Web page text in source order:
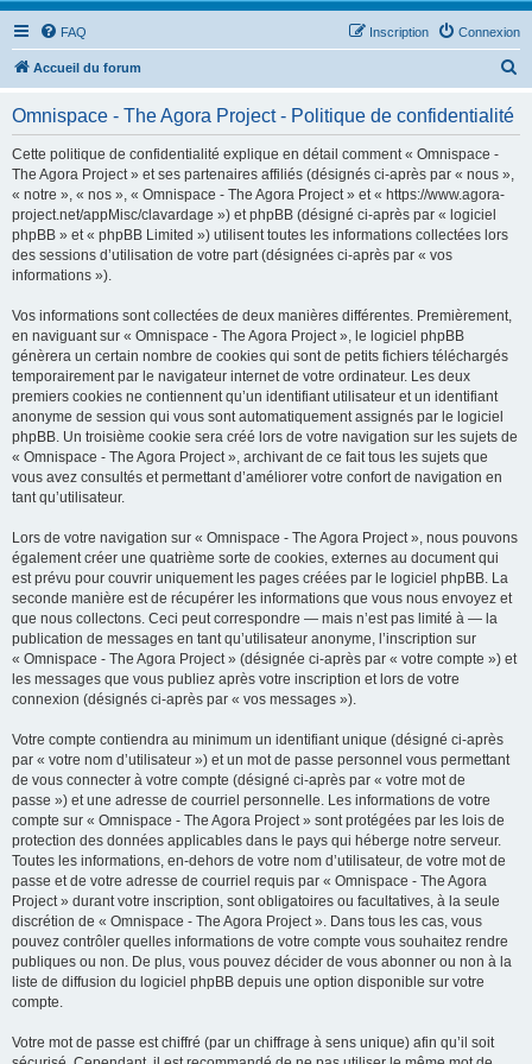
FAQ Connexion
Inscription
Accueil du forum
Omnispace - The Agora Project - Politique de confidentialité
Cette politique de confidentialité explique en détail comment « Omnispace -
The Agora Project » et ses partenaires affiliés (désignés ci-après par « nous »,
« notre », « nos », « Omnispace - The Agora Project » et « https://www.agora-
project.net/appMisc/clavardage ») et phpBB (désigné ci-après par « logiciel
phpBB » et « phpBB Limited ») utilisent toutes les informations collectées lors
des sessions d’utilisation de votre part (désignées ci-après par « vos
informations »).
Vos informations sont collectées de deux manières différentes. Premièrement,
en naviguant sur « Omnispace - The Agora Project », le logiciel phpBB
génèrera un certain nombre de cookies qui sont de petits fichiers téléchargés
temporairement par le navigateur internet de votre ordinateur. Les deux
premiers cookies ne contiennent qu’un identifiant utilisateur et un identifiant
anonyme de session qui vous sont automatiquement assignés par le logiciel
phpBB. Un troisième cookie sera créé lors de votre navigation sur les sujets de
« Omnispace - The Agora Project », archivant de ce fait tous les sujets que
vous avez consultés et permettant d’améliorer votre confort de navigation en
tant qu’utilisateur.
Lors de votre navigation sur « Omnispace - The Agora Project », nous pouvons
également créer une quatrième sorte de cookies, externes au document qui
est prévu pour couvrir uniquement les pages créées par le logiciel phpBB. La
seconde manière est de récupérer les informations que vous nous envoyez et
que nous collectons. Ceci peut correspondre — mais n’est pas limité à — la
publication de messages en tant qu’utilisateur anonyme, l’inscription sur
« Omnispace - The Agora Project » (désignée ci-après par « votre compte ») et
les messages que vous publiez après votre inscription et lors de votre
connexion (désignés ci-après par « vos messages »).
Votre compte contiendra au minimum un identifiant unique (désigné ci-après
par « votre nom d’utilisateur ») et un mot de passe personnel vous permettant
de vous connecter à votre compte (désigné ci-après par « votre mot de
passe ») et une adresse de courriel personnelle. Les informations de votre
compte sur « Omnispace - The Agora Project » sont protégées par les lois de
protection des données applicables dans le pays qui héberge notre serveur.
Toutes les informations, en-dehors de votre nom d’utilisateur, de votre mot de
passe et de votre adresse de courriel requis par « Omnispace - The Agora
Project » durant votre inscription, sont obligatoires ou facultatives, à la seule
discrétion de « Omnispace - The Agora Project ». Dans tous les cas, vous
pouvez contrôler quelles informations de votre compte vous souhaitez rendre
publiques ou non. De plus, vous pouvez décider de vous abonner ou non à la
liste de diffusion du logiciel phpBB depuis une option disponible sur votre
compte.
Votre mot de passe est chiffré (par un chiffrage à sens unique) afin qu’il soit